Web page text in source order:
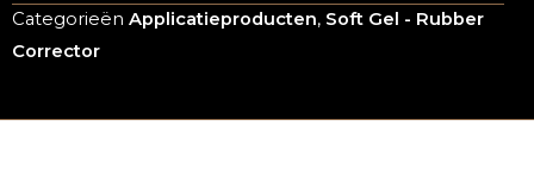
Categorieën Applicatieproducten, Soft Gel - Rubber
Corrector